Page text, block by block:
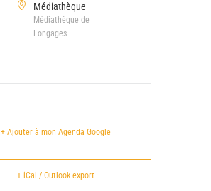
Médiathèque
Médiathèque de
Longages
+ Ajouter à mon Agenda Google
+ iCal / Outlook export